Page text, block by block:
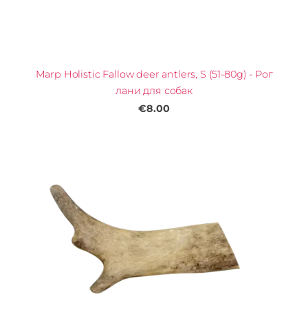
Marp Holistic Fallow deer antlers, S (51-80g) - Рог
лани для собак
€8.00